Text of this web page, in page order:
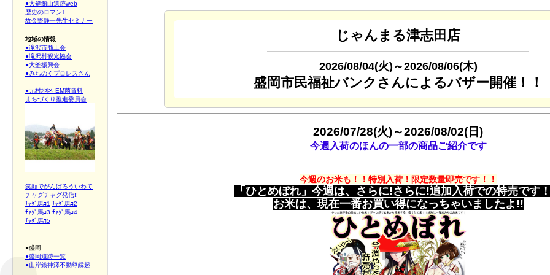
●大釜館山遺跡web
歴史のロマン1
故金野静一先生セミナー
地域の情報
●滝沢市商工会
●滝沢村観光協会
●大釜振興会
●みちのくプロレスさん
●元村地区-EM菌資料
まちづくり推進委員会
笑顔でがんばろういわて
チャグチャグ発信!!
ﾁｬｸﾞ馬ｺ1 ﾁｬｸﾞ馬ｺ2
ﾁｬｸﾞ馬ｺ3 ﾁｬｸﾞ馬ｺ4
ﾁｬｸﾞ馬ｺ5
●盛岡
●盛岡遺跡一覧
●山岸銭神澤不動尊縁起
じゃんまる津志田店
2026/08/04(火)～2026/08/06(木)
盛岡市民福祉バンクさんによるバザー開催！！
2026/07/28(火)～2026/08/02(日)
今週入荷のほんの一部の商品ご紹介です
今週のお米も！！特別入荷！限定数量即売です！！
「ひとめぼれ」今週は、さらに!さらに!追加入荷での特売です
お米は、現在一番お買い得になっちゃいましたよ!!